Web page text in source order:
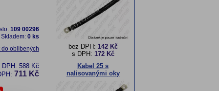
109 00296
Skladem: 0 ks
do oblíbených
DPH: 588 Kč
711 Kč
bez DPH: 142 Kč
s DPH: 172 Kč
Kabel 25 s
nalisovanými oky